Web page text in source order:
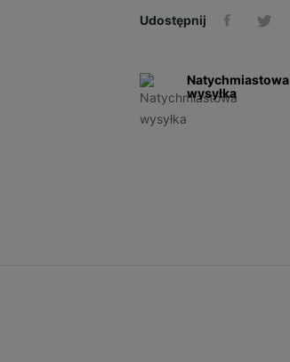
Udostępnij
Natychmiastowa
wysyłka